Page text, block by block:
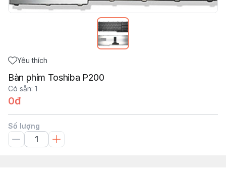
Yêu thích
Bàn phím Toshiba P200
Có sẵn: 1
0đ
Số lượng